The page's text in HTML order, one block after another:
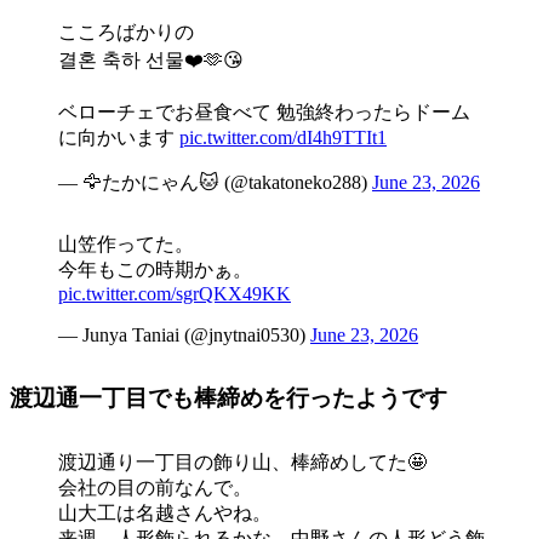
こころばかりの
결혼 축하 선물❤️🫶😘
ベローチェでお昼食べて 勉強終わったらドーム
に向かいます pic.twitter.com/dI4h9TTIt1
— 🦅たかにゃん🐱 (@takatoneko288) June 23, 2026
山笠作ってた。
今年もこの時期かぁ。
pic.twitter.com/sgrQKX49KK
— Junya Taniai (@jnytnai0530) June 23, 2026
渡辺通一丁目でも棒締めを行ったようです
渡辺通り一丁目の飾り山、棒締めしてた🤩
会社の目の前なんで。
山大工は名越さんやね。